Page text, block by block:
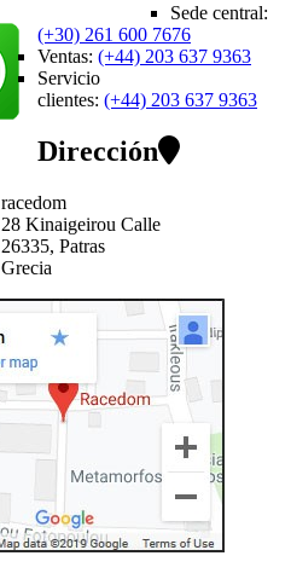
Sede central:
(+30) 261 600 7676
Ventas: (+44) 203 637 9363
Servicio
clientes: (+44) 203 637 9363
Dirección
racedom
28 Kinaigeirou Calle
26335, Patras
Grecia